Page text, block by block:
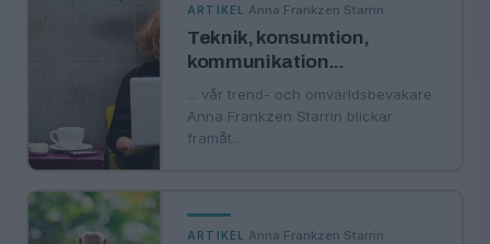
ARTIKEL Anna Frankzen Starrin
Teknik, konsumtion,
kommunikation...
... vår trend- och omvärldsbevakare
Anna Frankzen Starrin blickar
framåt...
ARTIKEL Anna Frankzen Starrin